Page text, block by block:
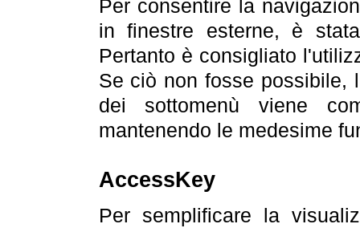
Per consentire la
in finestre esterne, è
Pertanto è consigliato
Se ciò non fosse possibile,
dei sottomenù viene
mantenendo le medesime
AccessKey
Per semplificare la